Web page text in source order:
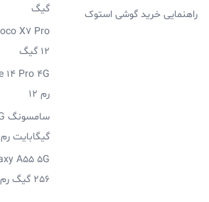
راهنمایی خرید گوشی استوک
گیگ
12 گیگ
رم 12
گیگابایت رم 8
256 گیگ رم 8